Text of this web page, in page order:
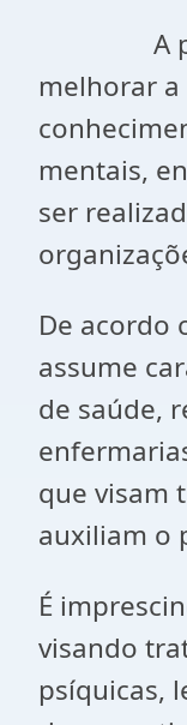
A
melhorar a
mentais,
ser
De acordo
assume
de saúde,
que visam
auxiliam o
É
visando
psíquicas,